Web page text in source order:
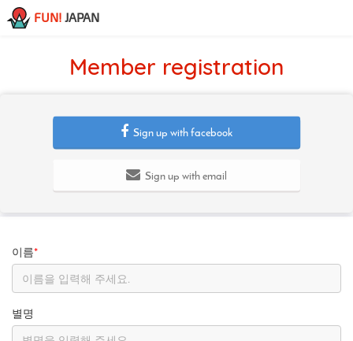
FUN! JAPAN
Member registration
Sign up with facebook
Sign up with email
이름*
별명